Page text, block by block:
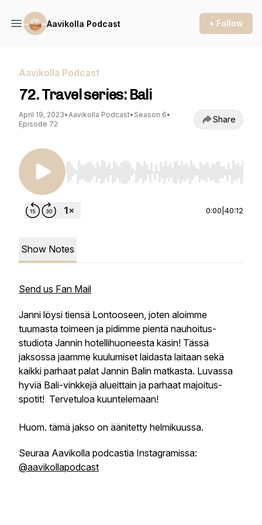
Aavikolla Podcast + Follow
Aavikolla Podcast
72. Travel series: Bali
April 19, 2023•Aavikolla Podcast• Season 6•
Episode 72
Share
Use Left/Right to seek, Home/End to jump to
0:00 40:12
Show Notes
Send us Fan Mail
Janni löysi tiensä Lontooseen, joten aloimme
tuumasta toimeen ja pidimme pientä nauhoitus-
studiota Jannin hotellihuoneesta käsin! Tässä
jaksossa jaamme kuulumiset laidasta laitaan sekä
kaikki parhaat palat Jannin Balin matkasta. Luvassa
hyviä Bali-vinkkejä alueittain ja parhaat majoitus-
spotit! Tervetuloa kuuntelemaan!
Huom. tämä jakso on äänitetty helmikuussa.
Seuraa Aavikolla podcastia Instagramissa:
@aavikollapodcast